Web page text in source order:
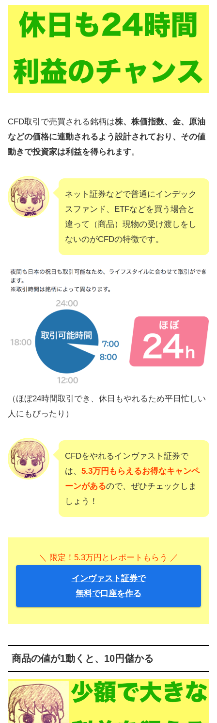
CFD取引で売買される銘柄は株、株価指数、金、原油
などの価格に連動されるよう設計されており、その値
動きで投資家は利益を得られます。
ネット証券などで普通にインデック
スファンド、ETFなどを買う場合と
違って（商品）現物の受け渡しをし
ないのがCFDの特徴です。
（ほぼ24時間取引でき、休日もやれるため平日忙しい
人にもぴったり）
CFDをやれるインヴァスト証券で
は、 5.3万円もらえるお得なキャンペ
ーンがあるので、ぜひチェックしま
しょう！
＼ 限定！5.3万円とレポートもらう ／
インヴァスト証券で
無料で口座を作る
商品の値が1動くと、10円儲かる